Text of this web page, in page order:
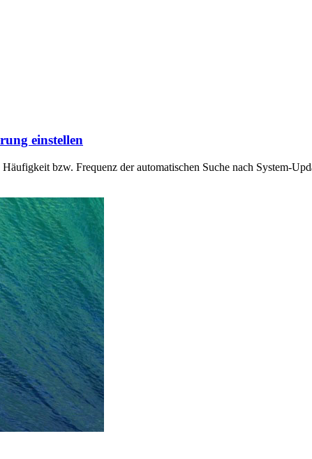
einstellen
bzw. Frequenz der automatischen Suche nach System-